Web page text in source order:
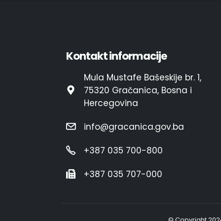
Kontakt informacije
Mula Mustafe Bašeskije br. 1,
75320 Gračanica, Bosna i
Hercegovina
info@gracanica.gov.ba
+387 035 700-800
+387 035 707-000